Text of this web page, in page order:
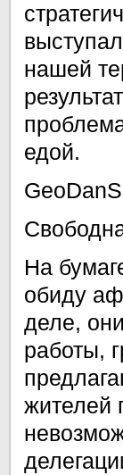
нашей
едой.
На
обиду
деле,
работы,
жителей